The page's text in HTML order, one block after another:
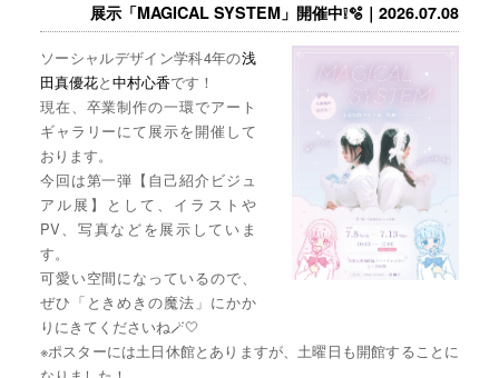
展示「MAGICAL SYSTEM」開催中❕🫧｜2026.07.08
ソーシャルデザイン学科4年の浅
田真優花と中村心香です！
現在、卒業制作の一環でアート
ギャラリーにて展示を開催して
おります。
今回は第一弾【自己紹介ビジュ
アル展】として、イラストや
PV、写真などを展示していま
す。
可愛い空間になっているので、
ぜひ「ときめきの魔法」にかか
りにきてくださいね🪄🤍
※ポスターには土日休館とありますが、土曜日も開館することに